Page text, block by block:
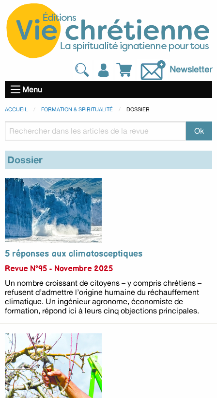
Newsletter
Menu
ACCUEIL FORMATION & SPIRITUALITÉ DOSSIER
Dossier
5 réponses aux climatosceptiques
Revue N°95 - Novembre 2025
Un nombre croissant de citoyens – y compris chrétiens –
refusent d’admettre l’origine humaine du réchauffement
climatique. Un ingénieur agronome, économiste de
formation, répond ici à leurs cinq objections principales.